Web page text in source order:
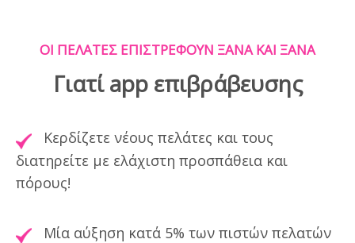
ΟΙ ΠΕΛΑΤΕΣ ΕΠΙΣΤΡΕΦΟΥΝ ΞΑΝΑ ΚΑΙ ΞΑΝΑ
Γιατί app επιβράβευσης
Κερδίζετε νέους πελάτες και τους
διατηρείτε με ελάχιστη προσπάθεια και
πόρους!
Μία αύξηση κατά 5% των πιστών πελατών